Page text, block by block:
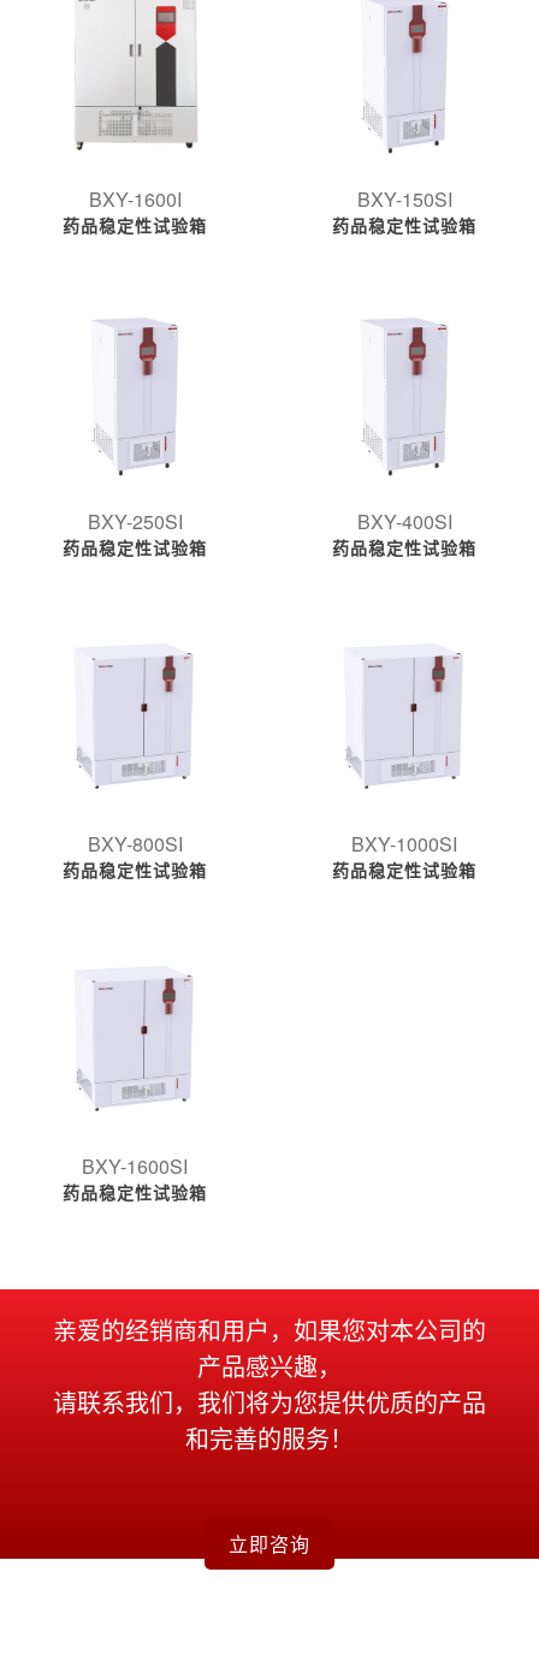
BXY-1600I
药品稳定性试验箱
BXY-150SI
药品稳定性试验箱
BXY-250SI
药品稳定性试验箱
BXY-400SI
药品稳定性试验箱
BXY-800SI
药品稳定性试验箱
BXY-1000SI
药品稳定性试验箱
BXY-1600SI
药品稳定性试验箱
亲爱的经销商和用户，如果您对本公司的
产品感兴趣，
请联系我们，我们将为您提供优质的产品
和完善的服务！
立即咨询